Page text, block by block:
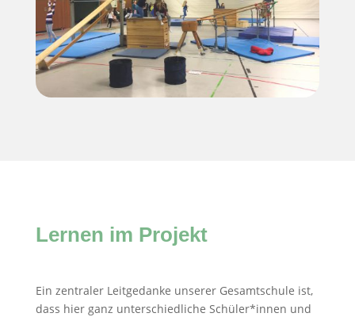
Lernen im Projekt
Ein zentraler Leitgedanke unserer Gesamtschule ist,
dass hier ganz unterschiedliche Schüler*innen und